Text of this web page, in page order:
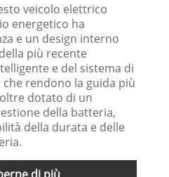
veicolo elettrico
energetico ha
e un design interno
più recente
e del sistema di
rendono la guida più
dotato di un
della batteria,
della durata e delle